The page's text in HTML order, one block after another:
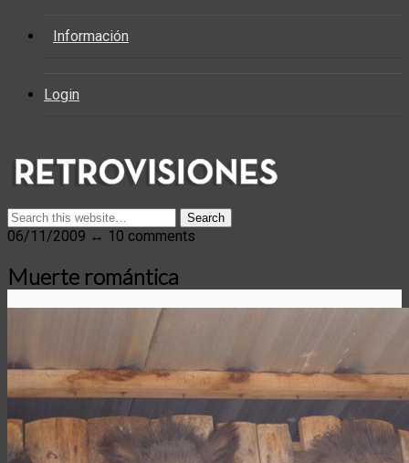
Información
Login
06/11/2009 ↔ 10 comments
Muerte romántica